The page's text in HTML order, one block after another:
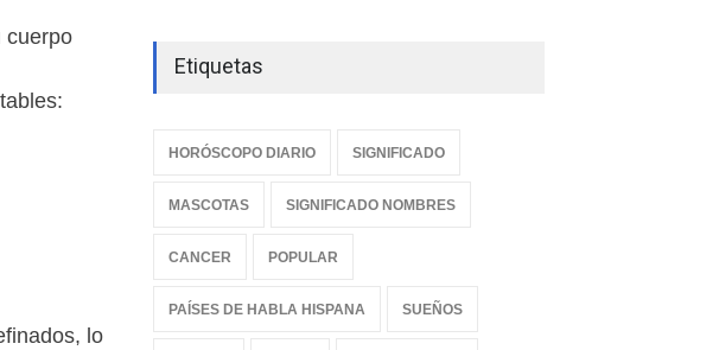
cuerpo
lo
Etiquetas
HORÓSCOPO DIARIO SIGNIFICADO
MASCOTAS SIGNIFICADO NOMBRES
CANCER POPULAR
PAÍSES DE HABLA HISPANA SUEÑOS